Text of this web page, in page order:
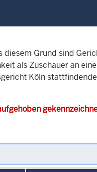
Grund sind
als Zuschauer an
Köln